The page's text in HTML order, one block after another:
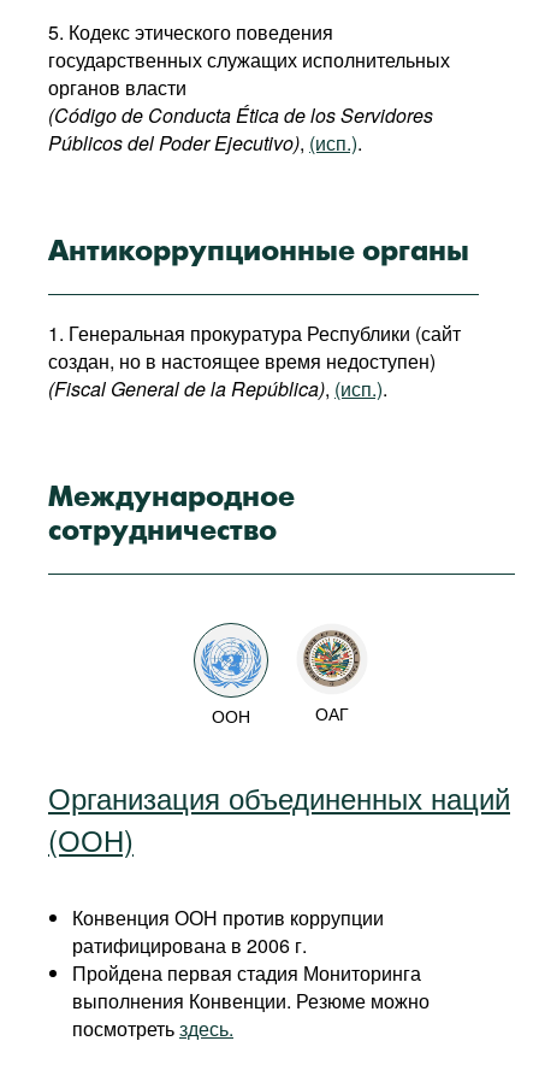
5. Кодекс этического поведения
государственных служащих исполнительных
органов власти
(Código de Conducta Ética de los Servidores
Públicos del Poder Ejecutivo), (исп.).
Антикоррупционные органы
1. Генеральная прокуратура Республики (сайт
создан, но в настоящее время недоступен)
(Fiscal General de la República), (исп.).
Международное
сотрудничество
ООН ОАГ
Организация объединенных наций
(ООН)
Конвенция ООН против коррупции
ратифицирована в 2006 г.
Пройдена первая стадия Мониторинга
выполнения Конвенции. Резюме можно
посмотретьздесь.